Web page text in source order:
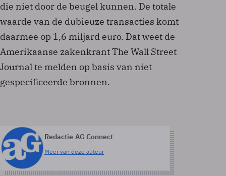
die niet door de beugel kunnen. De totale
waarde van de dubieuze transacties komt
daarmee op 1,6 miljard euro. Dat weet de
Amerikaanse zakenkrant The Wall Street
Journal te melden op basis van niet
gespecificeerde bronnen.
Redactie AG Connect
Meer van deze auteur